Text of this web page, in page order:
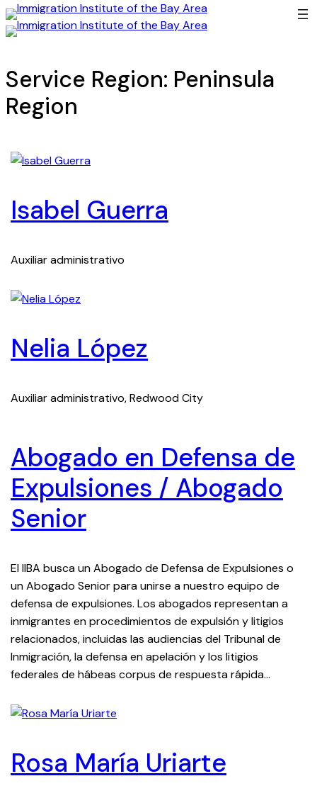
Saltar
al
Immigration
Institute
the
Area
Immigration
of
the
Bay
Service Region: Peninsula
Region
Isabel Guerra
Auxiliar administrativo
Nelia López
Auxiliar administrativo, Redwood City
Abogado en Defensa de
Expulsiones / Abogado
Senior
El IIBA busca un Abogado de Defensa de Expulsiones o
un Abogado Senior para unirse a nuestro equipo de
defensa de expulsiones. Los abogados representan a
inmigrantes en procedimientos de expulsión y litigios
relacionados, incluidas las audiencias del Tribunal de
Inmigración, la defensa en apelación y los litigios
federales de hábeas corpus de respuesta rápida…
Rosa María Uriarte